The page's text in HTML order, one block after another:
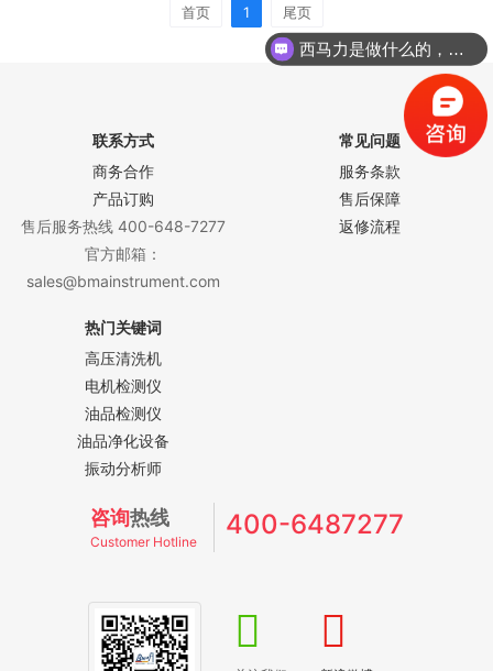
纹及砂眼，以避免在运转中呈现渗油。轴
承盖与轴承座接合面，轴承座与轴承挡油
圈结合面应进行研刮合作，并用塞尺查
首页 1 尾页
联系方式
商务合作
产品订购
售后服务热线 400-648-7277
官方邮箱：
sales@bmainstrument.com
常见问题
服务条款
售后保障
返修流程
热门关键词
高压清洗机
电机检测仪
油品检测仪
油品净化设备
振动分析师
咨询热线
Customer Hotline
400-6487277
西马力是做什么的，可以介绍下你们的产品么？